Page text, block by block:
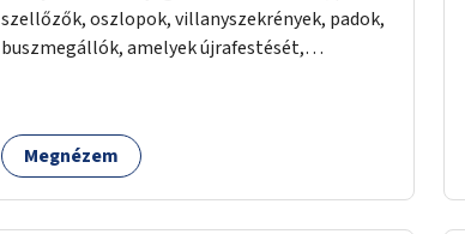
szellőzők, oszlopok, villanyszekrények, padok,
buszmegállók, amelyek újrafestését,
eszközökkel.
Megnézem